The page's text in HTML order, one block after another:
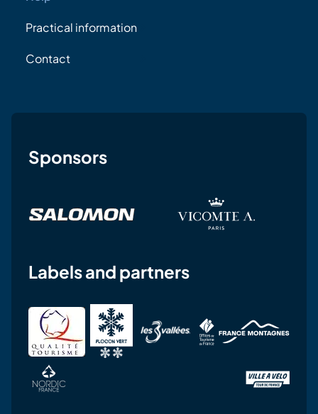
Practical information
Contact
Sponsors
Labels and partners